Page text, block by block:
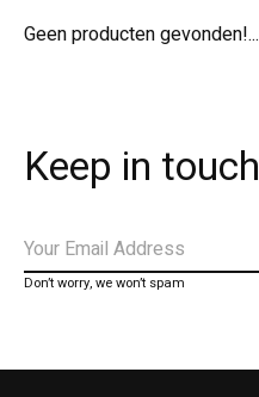
Geen producten gevonden!...
Keep in touch
Don’t worry, we won’t spam